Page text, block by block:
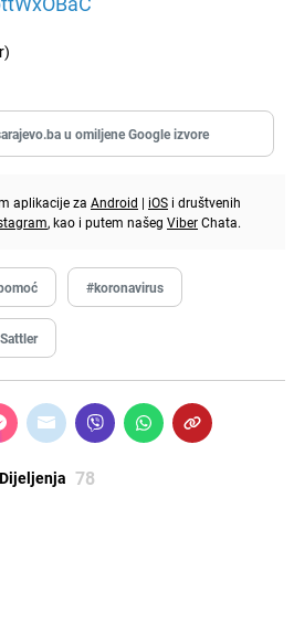
u omiljene Google izvore
aplikacije za Android | iOS i društvenih
, kao i putem našeg ViberChata.
#koronavirus
Dijeljenja 78